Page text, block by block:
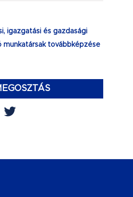
igazgatási és gazdasági
továbbképzése
LinkedIn